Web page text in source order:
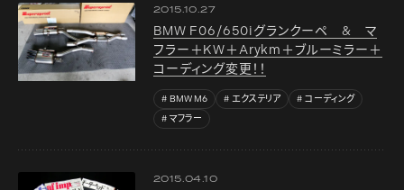
2015.10.27
BMW F06/650iグランクーペ & マ
フラー＋KW＋Arykm＋ブルーミラー＋
コーディング変更！！
BMW M6 エクステリア
コーディング
マフラー
2015.04.10